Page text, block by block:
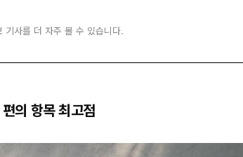
사를 더 자주 볼 수 있습니다.
의 항목 최고점